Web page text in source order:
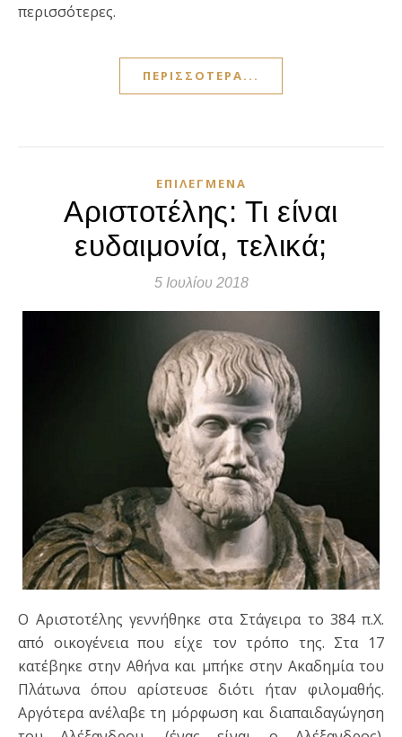
περισσότερες.
ΠΕΡΙΣΣΌΤΕΡΑ...
ΕΠΙΛΕΓΜΈΝΑ
Αριστοτέλης: Τι είναι
ευδαιμονία, τελικά;
5 Ιουλίου 2018
Ο Αριστοτέλης γεννήθηκε στα Στάγειρα το 384 π.Χ.
από οικογένεια που είχε τον τρόπο της. Στα 17
κατέβηκε στην Αθήνα και μπήκε στην Ακαδημία του
Πλάτωνα όπου αρίστευσε διότι ήταν φιλομαθής.
Αργότερα ανέλαβε τη μόρφωση και διαπαιδαγώγηση